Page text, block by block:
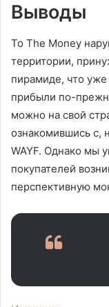
Выводы
To The Money
территории,
пирамиде, что
прибыли по-
можно на свой
ознакомившись с,
WAYF. Однако мы
покупателей
перспективную